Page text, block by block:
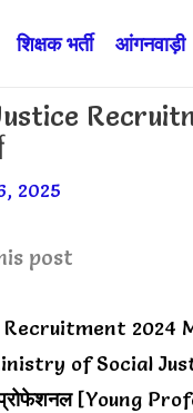
शिक्षक भर्ती आंगनवाड़ी
2025
post
2024
of Social
[Young